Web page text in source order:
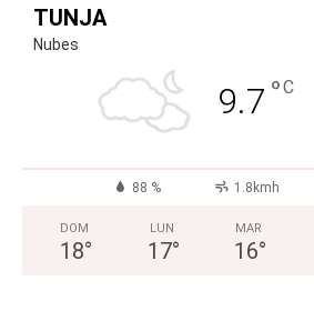
TUNJA
Nubes
9.7 °C
88 % 1.8kmh
DOM
18°
LUN
17°
MAR
16°